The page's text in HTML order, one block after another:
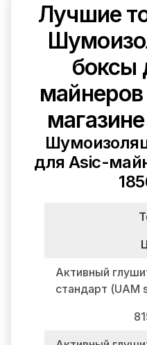
Лучшие
боксы
майнеров
для Asic-
Активный
стандарт (UAM